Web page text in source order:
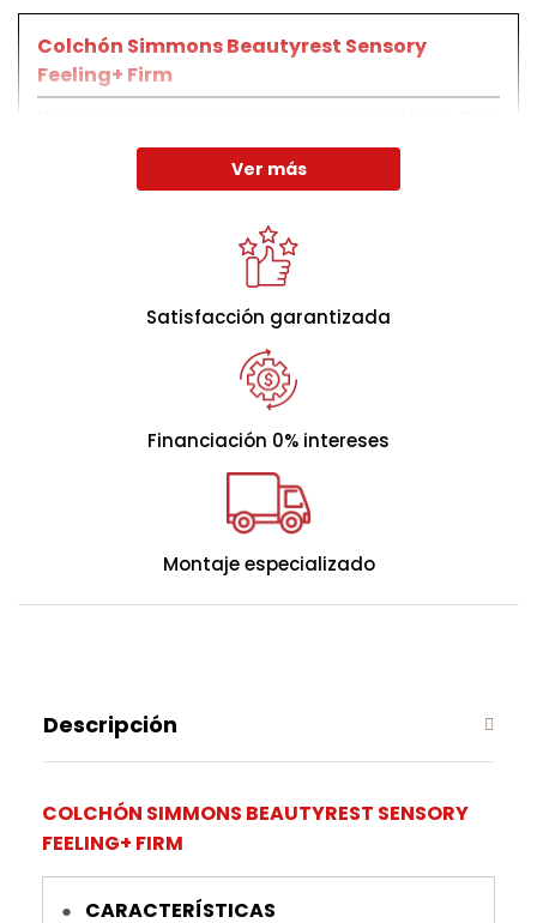
Colchón Simmons Beautyrest Sensory
Feeling+ Firm
compuesto por muelles ensacados Sensoft Evolution®
para un soporte personalizado, espuma viscoelástica
Aquasens para una higiene impecable. Además, el
refuerzo de cáñamo garantiza un descanso natural y
- Altura: 31cm.
MEDIO
Ver más
Satisfacción garantizada
Financiación 0% intereses
Montaje especializado
Descripción
COLCHÓN SIMMONS BEAUTYREST SENSORY
FEELING+ FIRM
● CARACTERÍSTICAS